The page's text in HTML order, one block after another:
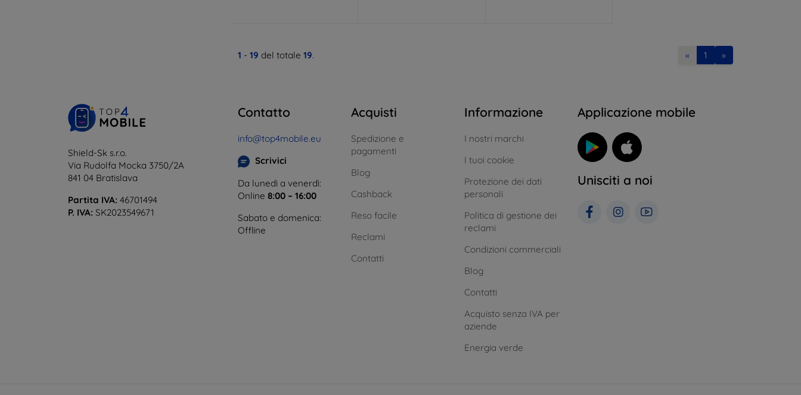
1 - 19 del totale 19. « 1 »
Shield-Sk s.r.o.
Via Rudolfa Mocka 3750/2A
841 04 Bratislava
Partita IVA: 46701494
P. IVA: SK2023549671
Contatto
info@top4mobile.eu
Scrivici
Da lunedì a venerdì:
Online 8:00 – 16:00
Sabato e domenica:
Offline
Acquisti
Spedizione e
pagamenti
Blog
Cashback
Reso facile
Reclami
Contatti
Informazione
I nostri marchi
I tuoi cookie
Protezione dei dati
personali
Politica di gestione dei
reclami
Condizioni commerciali
Blog
Contatti
Acquisto senza IVA per
aziende
Energia verde
Applicazione mobile
Unisciti a noi